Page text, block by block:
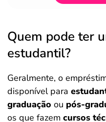
Quem pode ter
estudantil?
Geralmente, o
disponível para
graduação ou pós-
os que fazem cursos